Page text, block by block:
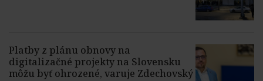
Platby z plánu obnovy na
digitalizačné projekty na Slovensku
môžu byť ohrozené, varuje Zdechovský